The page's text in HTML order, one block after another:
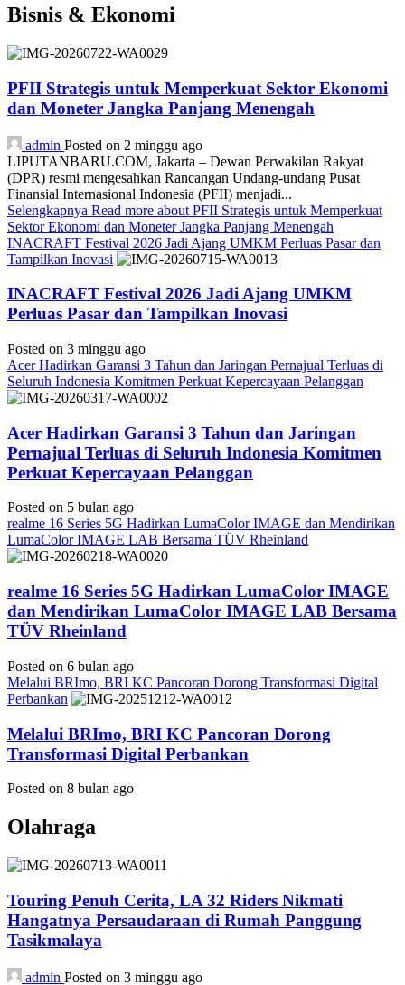
Bisnis & Ekonomi
PFII Strategis untuk Memperkuat Sektor Ekonomi
dan Moneter Jangka Panjang Menengah
admin Posted on 2 minggu ago
LIPUTANBARU.COM, Jakarta – Dewan Perwakilan Rakyat
(DPR) resmi mengesahkan Rancangan Undang-undang Pusat
Finansial Internasional Indonesia (PFII) menjadi...
Selengkapnya Read more about PFII Strategis untuk Memperkuat
Sektor Ekonomi dan Moneter Jangka Panjang Menengah
INACRAFT Festival 2026 Jadi Ajang UMKM Perluas Pasar dan
Tampilkan Inovasi
INACRAFT Festival 2026 Jadi Ajang UMKM
Perluas Pasar dan Tampilkan Inovasi
Posted on 3 minggu ago
Acer Hadirkan Garansi 3 Tahun dan Jaringan Pernajual Terluas di
Seluruh Indonesia Komitmen Perkuat Kepercayaan Pelanggan
Acer Hadirkan Garansi 3 Tahun dan Jaringan
Pernajual Terluas di Seluruh Indonesia Komitmen
Perkuat Kepercayaan Pelanggan
Posted on 5 bulan ago
realme 16 Series 5G Hadirkan LumaColor IMAGE dan Mendirikan
LumaColor IMAGE LAB Bersama TÜV Rheinland
realme 16 Series 5G Hadirkan LumaColor IMAGE
dan Mendirikan LumaColor IMAGE LAB Bersama
TÜV Rheinland
Posted on 6 bulan ago
Melalui BRImo, BRI KC Pancoran Dorong Transformasi Digital
Perbankan
Melalui BRImo, BRI KC Pancoran Dorong
Transformasi Digital Perbankan
Posted on 8 bulan ago
Olahraga
Touring Penuh Cerita, LA 32 Riders Nikmati
Hangatnya Persaudaraan di Rumah Panggung
Tasikmalaya
admin Posted on 3 minggu ago